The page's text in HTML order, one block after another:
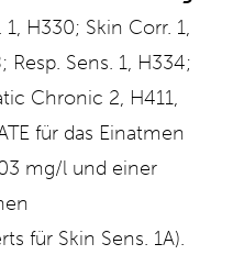
H330; Skin Corr. 1,
Resp. Sens. 1, H334;
Chronic 2, H411,
für das Einatmen
mg/l und einer
für Skin Sens. 1A).